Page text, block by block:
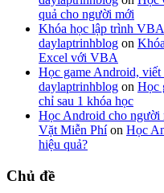
quả cho người mới
Khóa học lập trình
daylaptrinhblog on
Excel với VBA
Học game Android, viết
daylaptrinhblog on Học
chỉ sau 1 khóa học
Học Android cho người
Vặt Miễn Phíon Học
hiệu quả?
Chủ đề